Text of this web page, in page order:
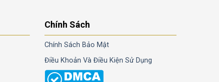
Chính Sách
Chính Sách Bảo Mật
Điều Khoản Và Điều Kiện Sử Dụng